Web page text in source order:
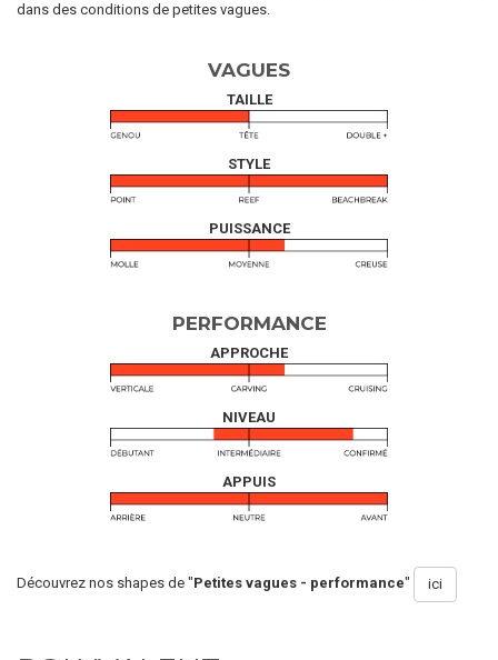
dans des conditions de petites vagues.
VAGUES
TAILLE
STYLE
PUISSANCE
PERFORMANCE
APPROCHE
NIVEAU
APPUIS
Découvrez nos shapes de " Petites vagues - performance" ici